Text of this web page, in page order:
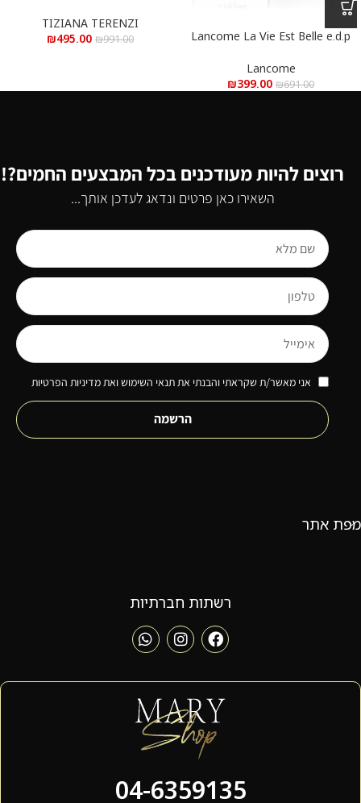
Lancome La Vie Est Belle e.d.p
100 מ”ל
Lancome
₪691.00
₪399.00
Parfum 100 ml
TIZIANA TERENZI
₪991.00
₪495.00
רוצים להיות מעודכנים בכל המבצעים החמים?!
השאירו כאן פרטים ונדאג לעדכן אותך...
אני מאשר/ת שקראתי והבנתי את תנאי השימוש ואת מדיניות הפרטיות
הרשמה
מפת אתר
רשתות חברתיות
04-6359135